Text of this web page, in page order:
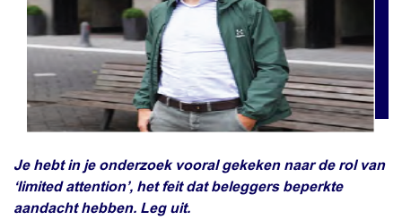
Je hebt in je onderzoek vooral gekeken naar de rol van
‘limited attention’, het feit dat beleggers beperkte
aandacht hebben. Leg uit.